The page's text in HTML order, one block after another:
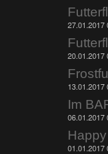
27.01.2017
20.01.2017
13.01.2017
Im
06.01.2017
01.01.2017